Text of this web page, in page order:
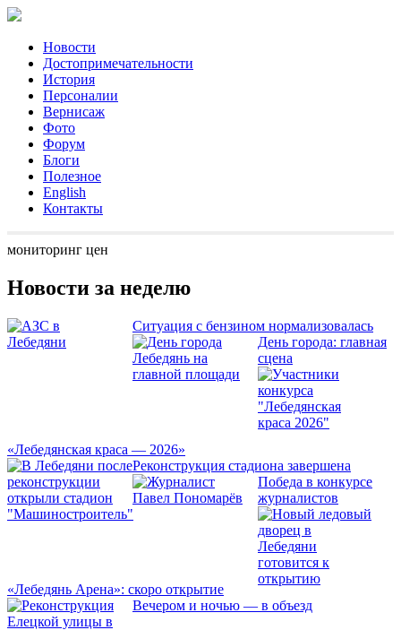
Новости
Достопримечательности
История
Персоналии
Вернисаж
Фото
Форум
Блоги
Полезное
English
Контакты
мониторинг цен
Новости за неделю
Ситуация с бензином нормализовалась
День города: главная
сцена
«Лебедянская краса — 2026»
Реконструкция стадиона завершена
Победа в конкурсе
журналистов
«Лебедянь Арена»: скоро открытие
Вечером и ночью — в объезд